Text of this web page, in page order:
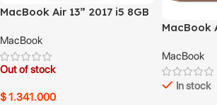
MacBook Air 13” 2017 i5 8GB
MacBook
Out of stock
$1.341.000
MacBook
MacBook
In stock